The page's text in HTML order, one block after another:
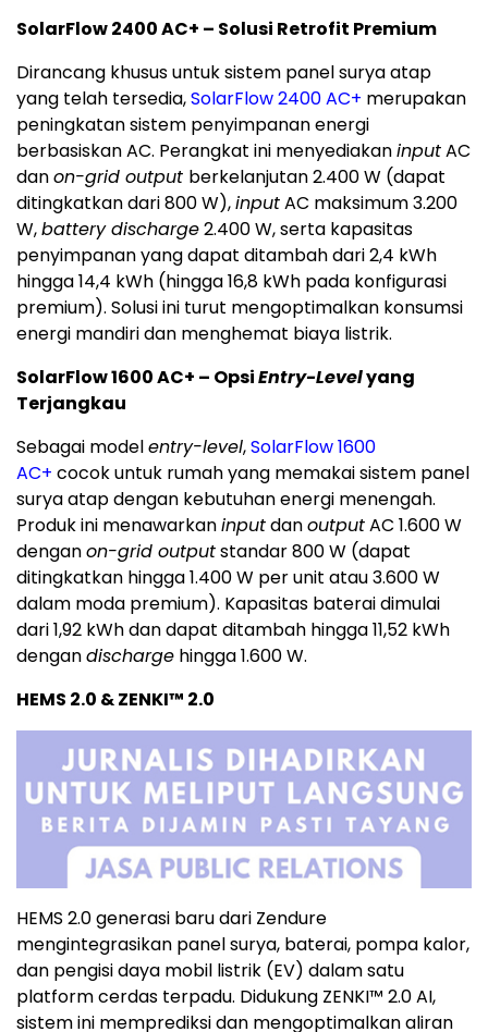
SolarFlow 2400 AC+ – Solusi Retrofit Premium
Dirancang khusus untuk sistem panel surya atap
yang telah tersedia,SolarFlow 2400 AC+ merupakan
peningkatan sistem penyimpanan energi
berbasiskan AC. Perangkat ini menyediakaninputAC
danon-grid output berkelanjutan 2.400 W (dapat
ditingkatkan dari 800 W),inputAC maksimum 3.200
W,battery discharge2.400 W, serta kapasitas
penyimpanan yang dapat ditambah dari 2,4 kWh
hingga 14,4 kWh (hingga 16,8 kWh pada konfigurasi
premium). Solusi ini turut mengoptimalkan konsumsi
energi mandiri dan menghemat biaya listrik.
SolarFlow 1600 AC+ – OpsiEntry-Levelyang
Terjangkau
Sebagai modelentry-level,SolarFlow 1600
AC+ cocok untuk rumah yang memakai sistem panel
surya atap dengan kebutuhan energi menengah.
Produk ini menawarkaninputdanoutputAC 1.600 W
denganon-grid outputstandar 800 W (dapat
ditingkatkan hingga 1.400 W per unit atau 3.600 W
dalam moda premium). Kapasitas baterai dimulai
dari 1,92 kWh dan dapat ditambah hingga 11,52 kWh
dengandischarge hingga 1.600 W.
HEMS 2.0 & ZENKI™ 2.0
HEMS 2.0 generasi baru dari Zendure
mengintegrasikan panel surya, baterai, pompa kalor,
dan pengisi daya mobil listrik (EV) dalam satu
platform cerdas terpadu. Didukung ZENKI™ 2.0 AI,
sistem ini memprediksi dan mengoptimalkan aliran